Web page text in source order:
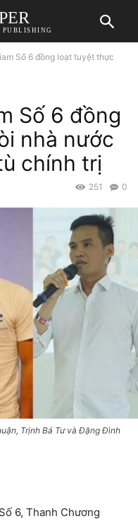
PUBLISHING
Số 6 đồng loạt tuyệt thực
Số 6 đồng
nhà nước
chính trị
0
251
Trịnh Bá Tư và Đặng Đình
6, Thanh Chương